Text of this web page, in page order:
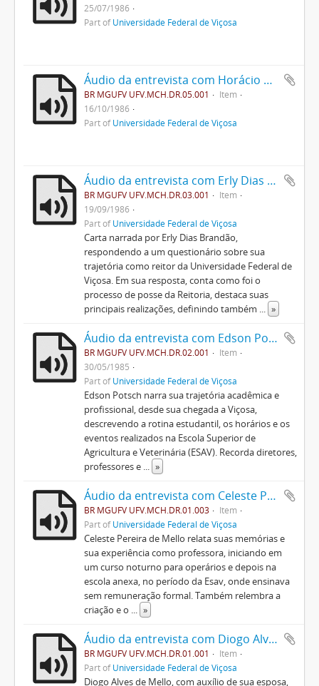
25/07/1986
Part ofUniversidade Federal de Viçosa
Áudio da entrevista com Horácio Peres de Mattos
BR MGUFV UFV.MCH.DR.05.001
Item
16/10/1986
Part ofUniversidade Federal de Viçosa
Áudio da entrevista com Erly Dias Brandão
BR MGUFV UFV.MCH.DR.03.001
Item
19/09/1986
Part ofUniversidade Federal de Viçosa
Carta narrada por Erly Dias Brandão,
respondendo a um questionário sobre sua
trajetória como reitor da Universidade Federal de
Viçosa. Em sua resposta, conta como foi o
processo de posse da Reitoria, destaca suas
principais realizações, definindo também
»
Áudio da entrevista com Edson Potsch Magalhães
BR MGUFV UFV.MCH.DR.02.001
Item
30/05/1985
Part ofUniversidade Federal de Viçosa
Edson Potsch narra sua trajetória acadêmica e
profissional, desde sua chegada a Viçosa,
descrevendo a rotina estudantil, os horários e os
eventos realizados na Escola Superior de
Agricultura e Veterinária (ESAV). Recorda diretores,
professores e
»
Áudio da entrevista com Celeste Pereira de Mello
BR MGUFV UFV.MCH.DR.01.003
Item
Part ofUniversidade Federal de Viçosa
Celeste Pereira de Mello relata suas memórias e
sua experiência como professora, iniciando em
um curso noturno para operários e depois na
escola anexa, no período da Esav, onde ensinava
sem remuneração formal. Também relembra a
criação e o
»
Áudio da entrevista com Diogo Alves de Mello
BR MGUFV UFV.MCH.DR.01.001
Item
Part ofUniversidade Federal de Viçosa
Diogo Alves de Mello, com auxílio de sua esposa,